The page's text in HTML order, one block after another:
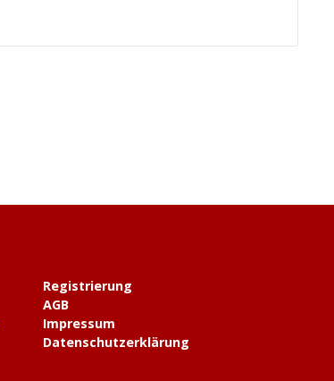
Registrierung
AGB
Impressum
Datenschutzerklärung